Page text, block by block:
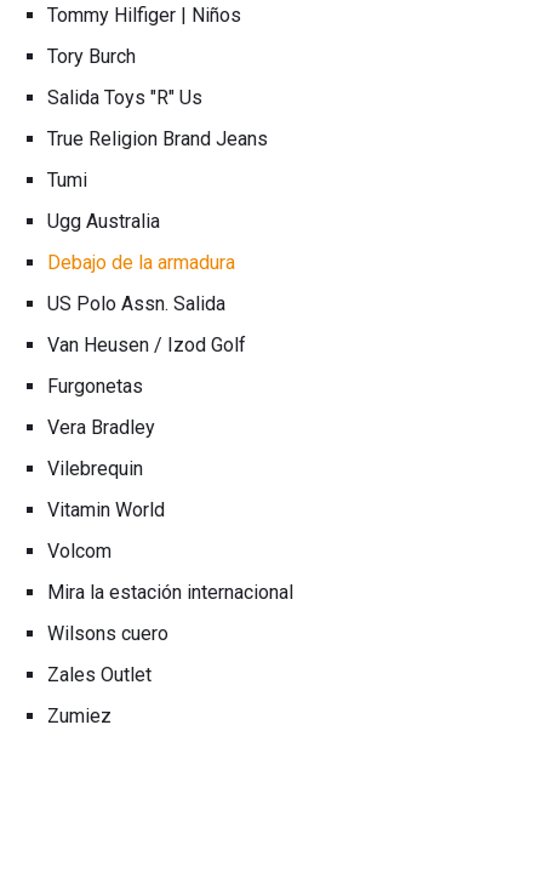
Tommy Hilfiger | Niños
Tory Burch
Salida Toys "R" Us
True Religion Brand Jeans
Tumi
Ugg Australia
Debajo de la armadura
US Polo Assn. Salida
Van Heusen / Izod Golf
Furgonetas
Vera Bradley
Vilebrequin
Vitamin World
Volcom
Mira la estación internacional
Wilsons cuero
Zales Outlet
Zumiez